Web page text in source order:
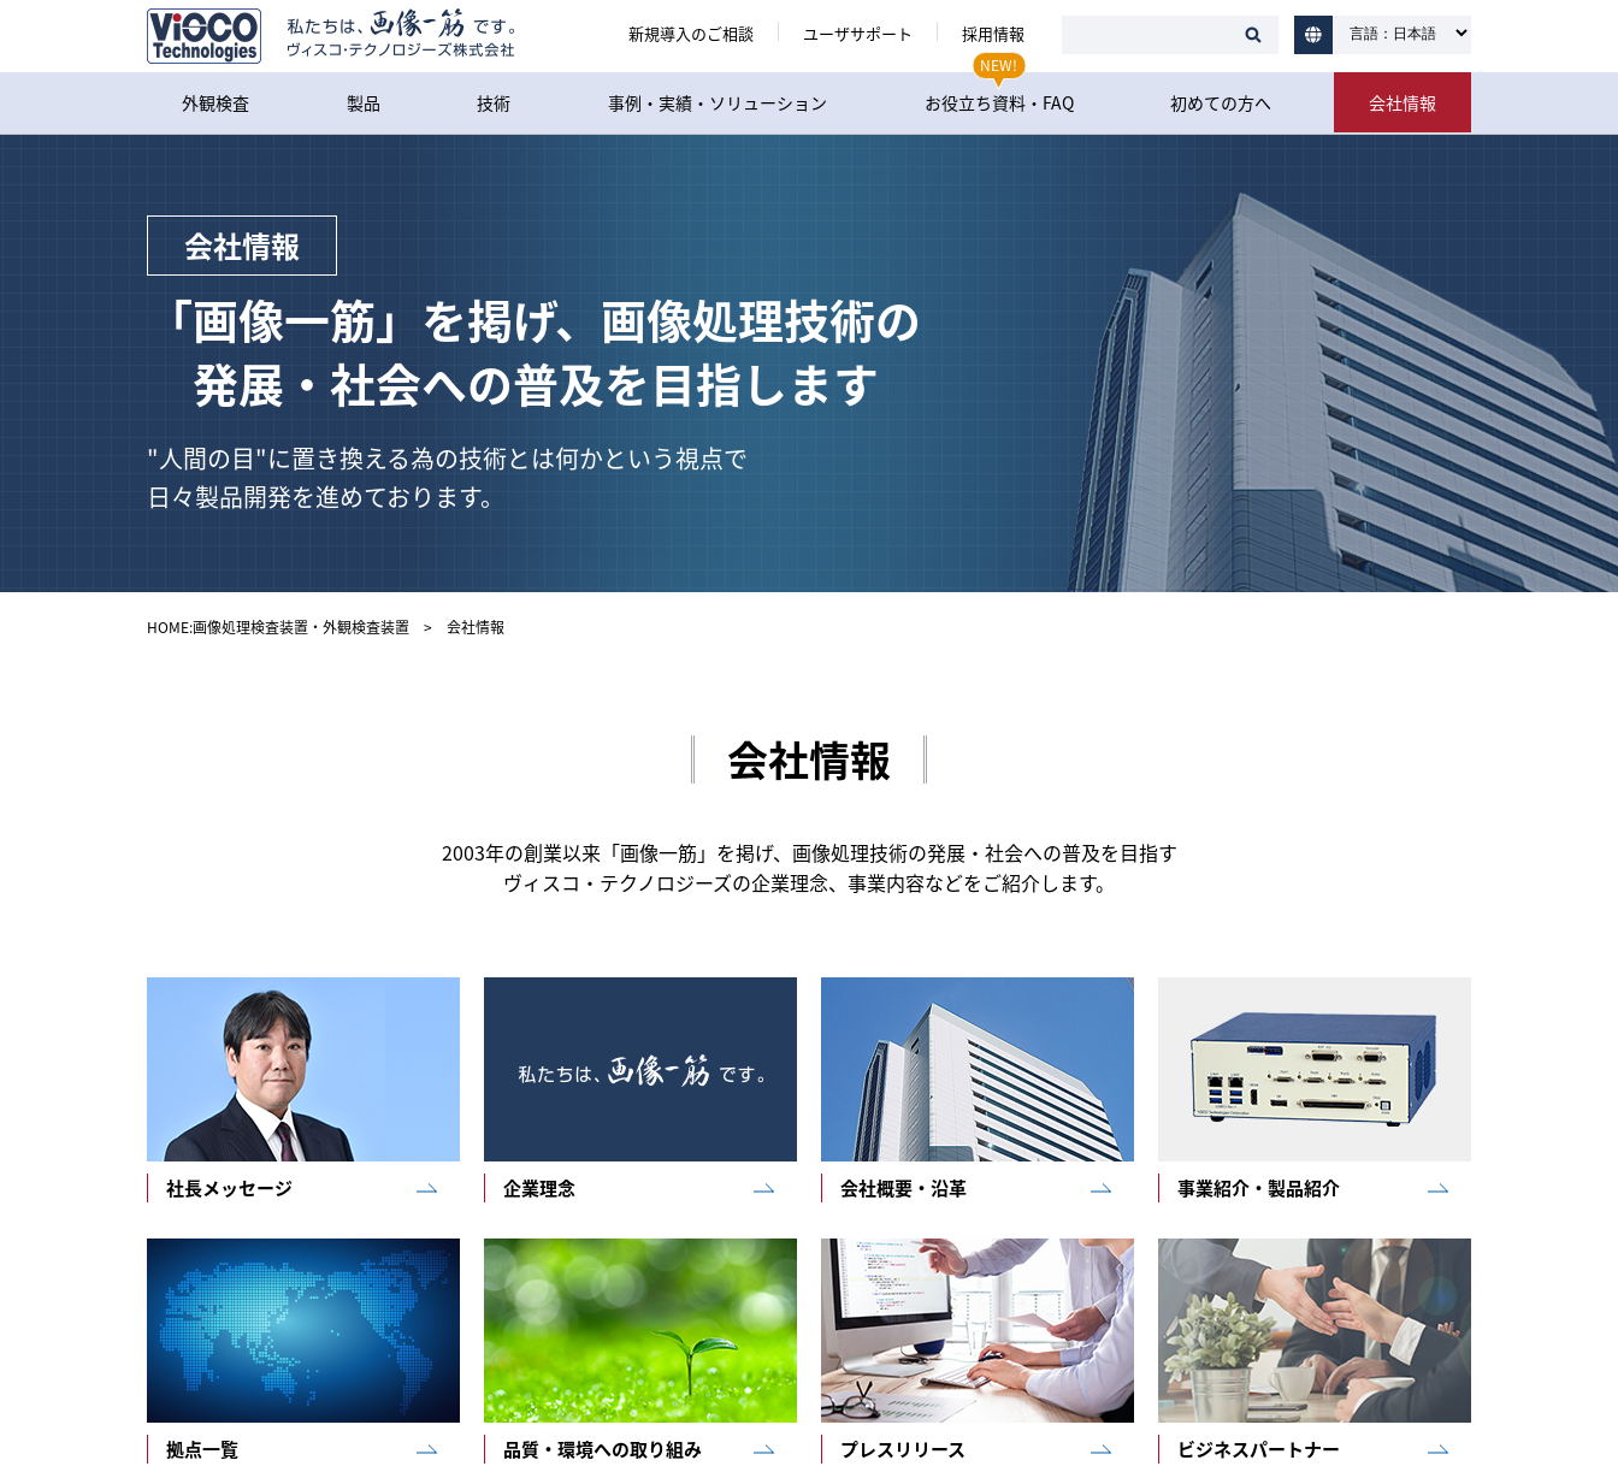
新規導入のご相談 ユーザサポート 採用情報
外観検査 製品 技術 事例・実績・ソリューション お役立ち資料・FAQ
NEW!
初めての方へ 会社情報
会社情報
「画像一筋」を掲げ、画像処理技術の
発展・社会への普及を目指します
"人間の目"に置き換える為の技術とは何かという視点で
日々製品開発を進めております。
HOME:画像処理検査装置・外観検査装置 > 会社情報
会社情報
2003年の創業以来「画像一筋」を掲げ、画像処理技術の発展・社会への普及を目指す
ヴィスコ・テクノロジーズの企業理念、事業内容などをご紹介します。
社長メッセージ 企業理念 会社概要・沿革 事業紹介・製品紹介
拠点一覧 品質・環境への取り組み プレスリリース ビジネスパートナー